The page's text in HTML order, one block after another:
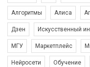
Алгоритмы Алиса
Дзен Искусственный
МГУ Маркетплейс
Нейросети Обучение